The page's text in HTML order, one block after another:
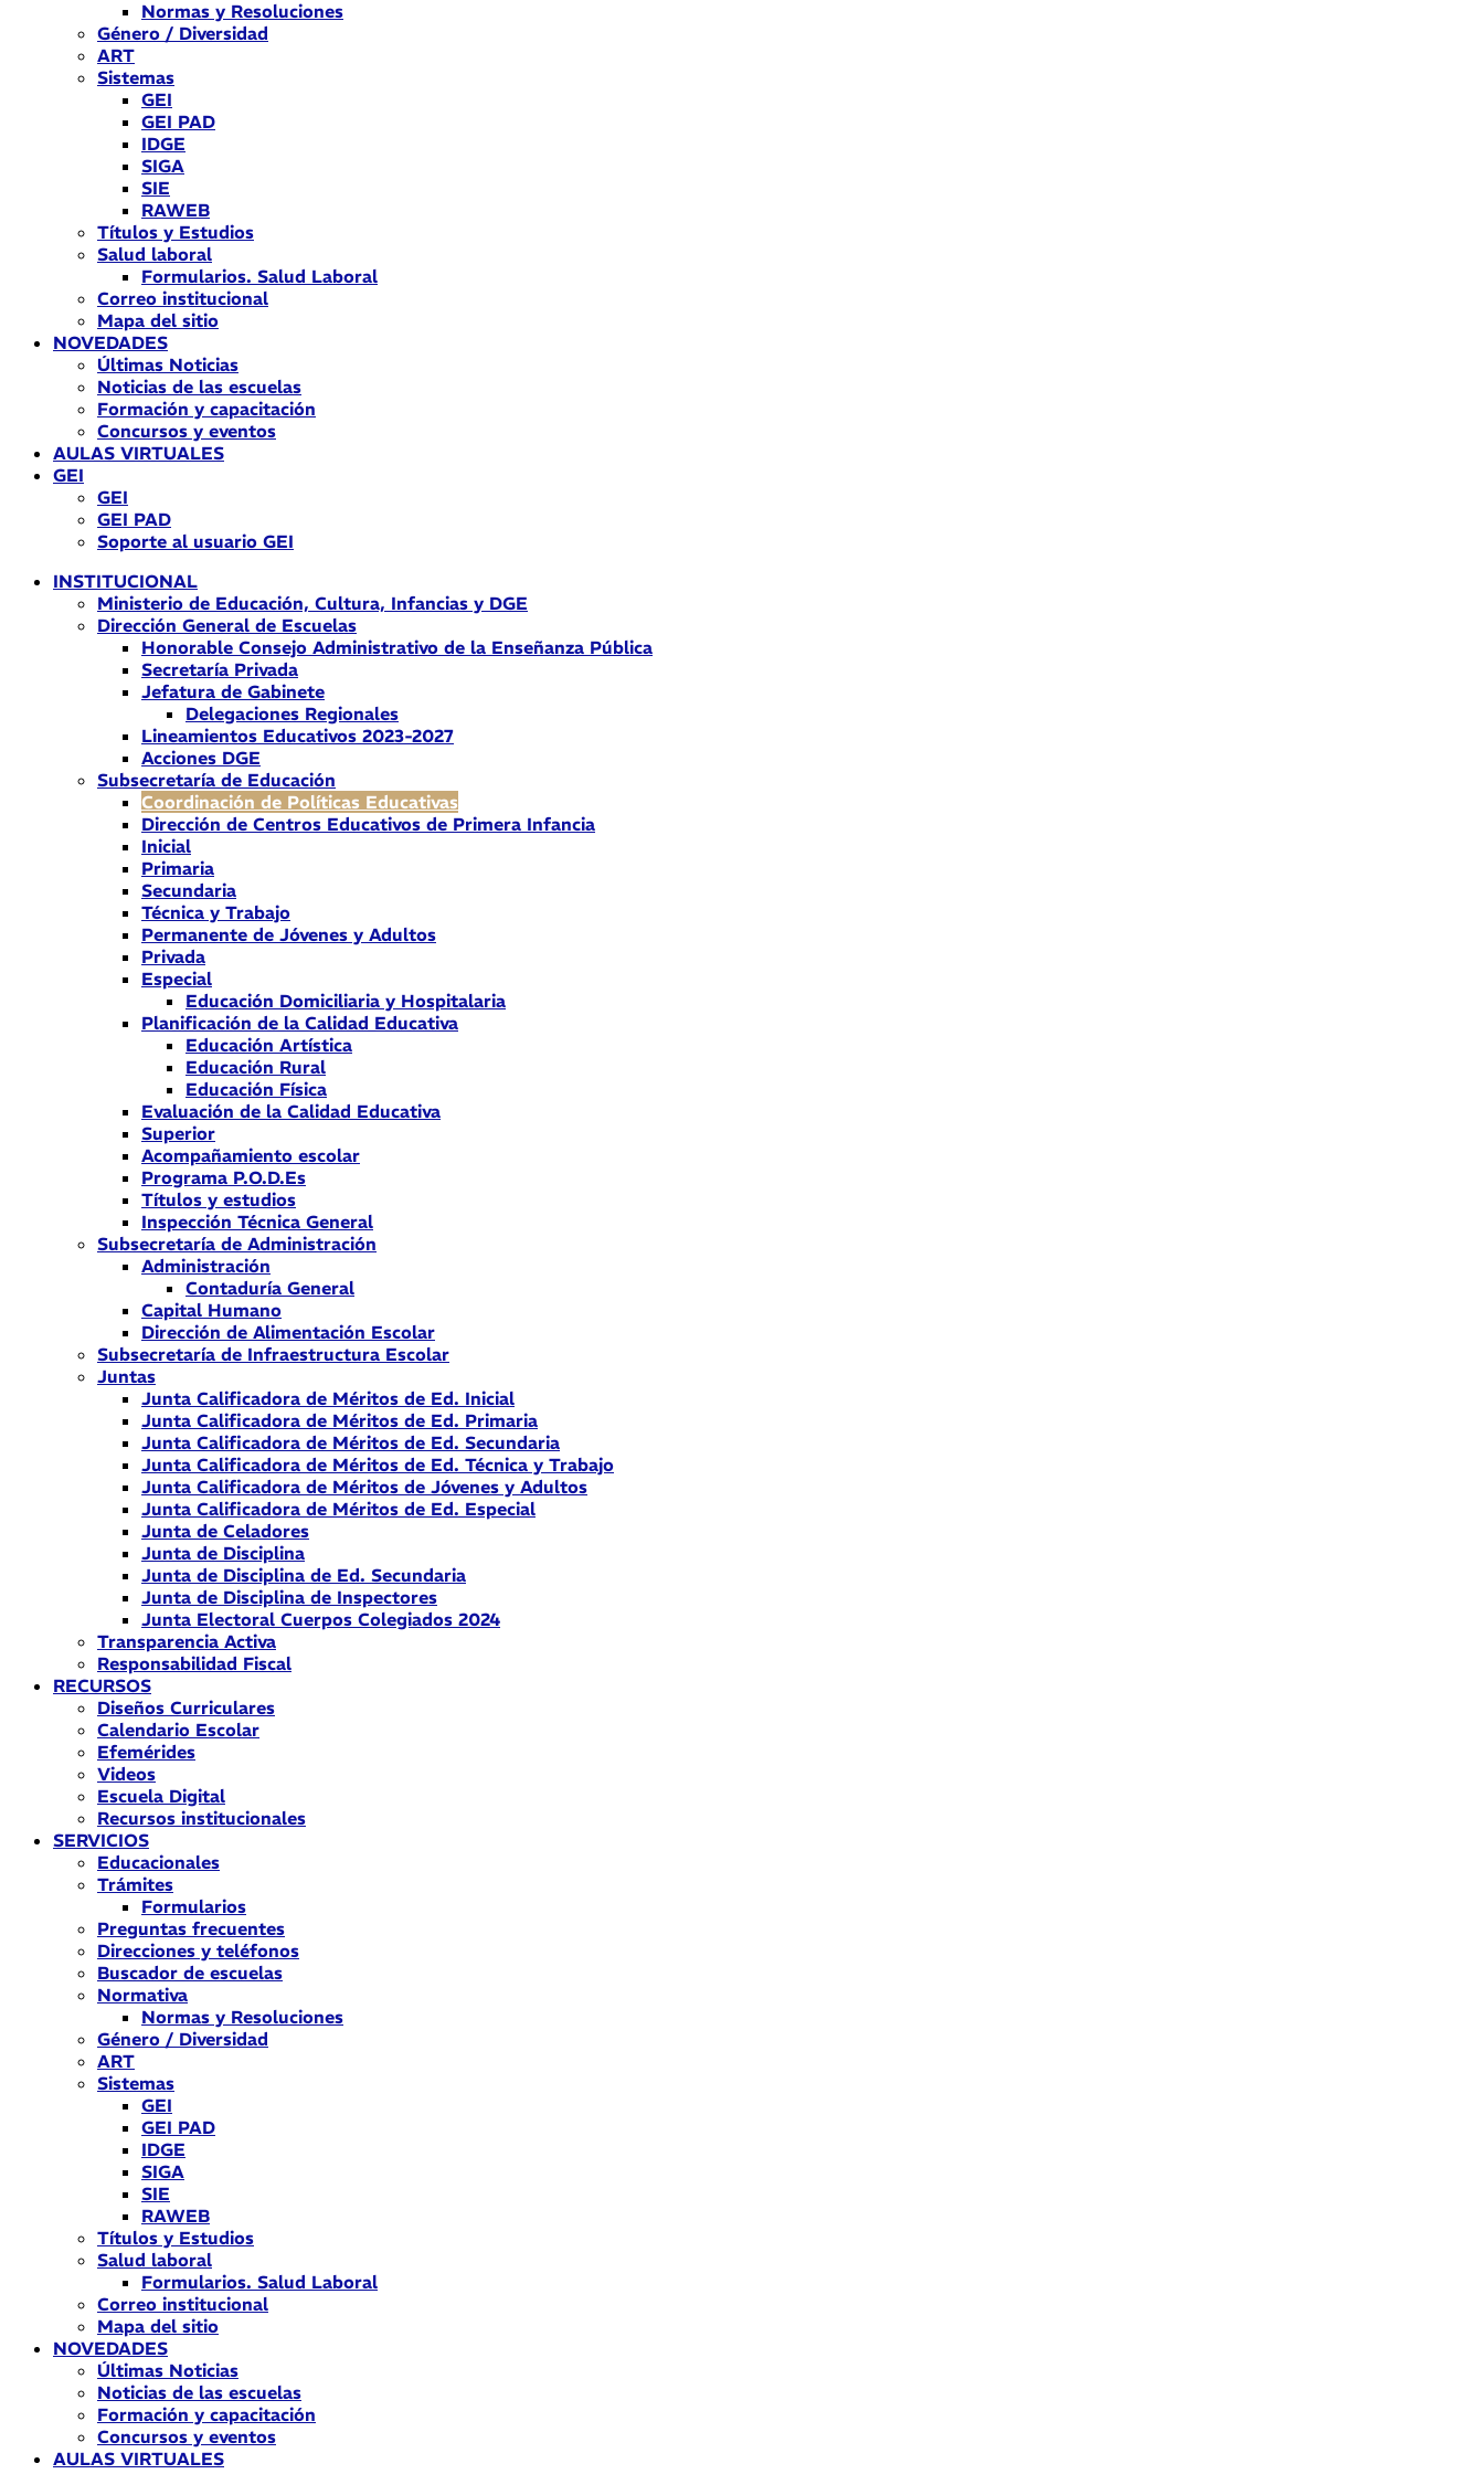
Normas y Resoluciones
Género / Diversidad
ART
Sistemas
GEI
GEI PAD
IDGE
SIGA
SIE
RAWEB
Títulos y Estudios
Salud laboral
Formularios. Salud Laboral
Correo institucional
Mapa del sitio
NOVEDADES
Últimas Noticias
Noticias de las escuelas
Formación y capacitación
Concursos y eventos
AULAS VIRTUALES
GEI
GEI
GEI PAD
Soporte al usuario GEI
INSTITUCIONAL
Ministerio de Educación, Cultura, Infancias y DGE
Dirección General de Escuelas
Honorable Consejo Administrativo de la Enseñanza Pública
Secretaría Privada
Jefatura de Gabinete
Delegaciones Regionales
Lineamientos Educativos 2023-2027
Acciones DGE
Subsecretaría de Educación
Coordinación de Políticas Educativas
Dirección de Centros Educativos de Primera Infancia
Inicial
Primaria
Secundaria
Técnica y Trabajo
Permanente de Jóvenes y Adultos
Privada
Especial
Educación Domiciliaria y Hospitalaria
Planificación de la Calidad Educativa
Educación Artística
Educación Rural
Educación Física
Evaluación de la Calidad Educativa
Superior
Acompañamiento escolar
Programa P.O.D.Es
Títulos y estudios
Inspección Técnica General
Subsecretaría de Administración
Administración
Contaduría General
Capital Humano
Dirección de Alimentación Escolar
Subsecretaría de Infraestructura Escolar
Juntas
Junta Calificadora de Méritos de Ed. Inicial
Junta Calificadora de Méritos de Ed. Primaria
Junta Calificadora de Méritos de Ed. Secundaria
Junta Calificadora de Méritos de Ed. Técnica y Trabajo
Junta Calificadora de Méritos de Jóvenes y Adultos
Junta Calificadora de Méritos de Ed. Especial
Junta de Celadores
Junta de Disciplina
Junta de Disciplina de Ed. Secundaria
Junta de Disciplina de Inspectores
Junta Electoral Cuerpos Colegiados 2024
Transparencia Activa
Responsabilidad Fiscal
RECURSOS
Diseños Curriculares
Calendario Escolar
Efemérides
Videos
Escuela Digital
Recursos institucionales
SERVICIOS
Educacionales
Trámites
Formularios
Preguntas frecuentes
Direcciones y teléfonos
Buscador de escuelas
Normativa
Normas y Resoluciones
Género / Diversidad
ART
Sistemas
GEI
GEI PAD
IDGE
SIGA
SIE
RAWEB
Títulos y Estudios
Salud laboral
Formularios. Salud Laboral
Correo institucional
Mapa del sitio
NOVEDADES
Últimas Noticias
Noticias de las escuelas
Formación y capacitación
Concursos y eventos
AULAS VIRTUALES